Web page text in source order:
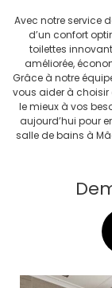
Avec notre service
d’un confort
toilettes
améliorée,
Grâce à notre
vous aider à choisir
le mieux à vos
aujourd’hui pour
salle de bains à